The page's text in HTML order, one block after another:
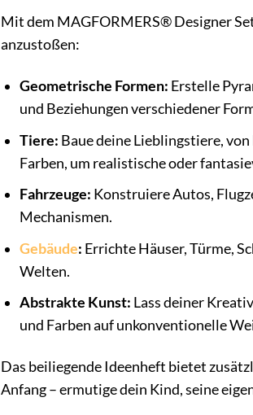
Mit dem MAGFORMERS® Designer
anzustoßen:
Geometrische Formen: Erstelle
und Beziehungen verschiedener
Tiere: Baue deine Lieblingstiere,
Farben, um realistische oder
Fahrzeuge: Konstruiere Autos,
Mechanismen.
Gebäude: Errichte Häuser, Türme,
Welten.
Abstrakte Kunst: Lass deiner
und Farben auf unkonventionelle
Das beiliegende Ideenheft bietet
Anfang – ermutige dein Kind, seine